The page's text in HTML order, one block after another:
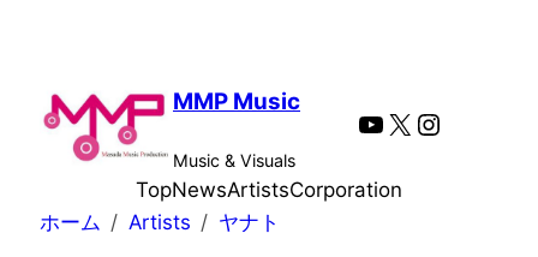
MMP Music
Music & Visuals
YouTube
X
TopNewsArtistsCorporation
ホーム
Artists ヤナト